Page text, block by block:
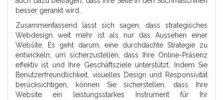
besser gerankt wird.
Zusammenfassend lässt sich sagen, dass strategisches
Webdesign weit mehr ist als nur das Aussehen einer
Website. Es geht darum, eine durchdachte Strategie zu
entwickeln, um sicherzustellen, dass Ihre Online-Präsenz
effektiv ist und Ihre Geschäftsziele unterstützt. Indem Sie
Benutzerfreundlichkeit, visuelles Design und Responsivität
berücksichtigen, können Sie sicherstellen, dass Ihre
Website ein leistungsstarkes Instrument für Ihr